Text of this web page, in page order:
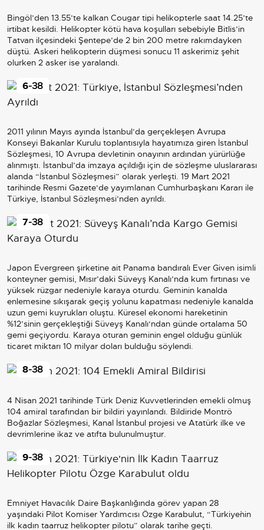
Bingöl’den 13.55’te kalkan Cougar tipi helikopterle saat 14.25’te
irtibat kesildi. Helikopter kötü hava koşulları sebebiyle Bitlis’in
Tatvan ilçesindeki Şentepe’de 2 bin 200 metre rakımdayken
düştü. Askeri helikopterin düşmesi sonucu 11 askerimiz şehit
olurken 2 asker ise yaralandı.
2011 yılının Mayıs ayında İstanbul’da gerçekleşen Avrupa
Konseyi Bakanlar Kurulu toplantısıyla hayatımıza giren İstanbul
Sözleşmesi, 10 Avrupa devletinin onayının ardından yürürlüğe
alınmıştı. İstanbul’da imzaya açıldığı için de sözleşme uluslararası
alanda “İstanbul Sözleşmesi” olarak yerleşti. 19 Mart 2021
tarihinde Resmi Gazete‘de yayımlanan Cumhurbaşkanı Kararı ile
Türkiye, İstanbul Sözleşmesi’nden ayrıldı.
6-38
Japon Evergreen şirketine ait Panama bandıralı Ever Given isimli
konteyner gemisi, Mısır’daki Süveyş Kanalı’nda kum fırtınası ve
yüksek rüzgar nedeniyle karaya oturdu. Geminin kanalda
enlemesine sıkışarak geçiş yolunu kapatması nedeniyle kanalda
uzun gemi kuyrukları oluştu. Küresel ekonomi hareketinin
%12’sinin gerçekleştiği Süveyş Kanalı‘ndan günde ortalama 50
gemi geçiyordu. Karaya oturan geminin engel olduğu günlük
ticaret miktarı 10 milyar doları bulduğu söylendi.
7-38
4 Nisan 2021 tarihinde Türk Deniz Kuvvetlerinden emekli olmuş
104 amiral tarafından bir bildiri yayınlandı. Bildiride Montrö
Boğazlar Sözleşmesi, Kanal İstanbul projesi ve Atatürk ilke ve
devrimlerine ikaz ve atıfta bulunulmuştur.
8-38
Emniyet Havacılık Daire Başkanlığında görev yapan 28
yaşındaki Pilot Komiser Yardımcısı Özge Karabulut, “Türkiye`nin
ilk kadın taarruz helikopter pilotu” olarak tarihe geçti.
9-38